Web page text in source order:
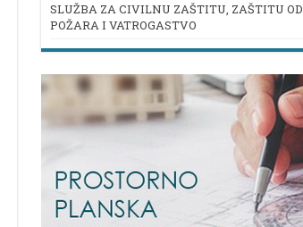
SLUŽBA ZA CIVILNU ZAŠTITU, ZAŠTITU OD
POŽARA I VATROGASTVO